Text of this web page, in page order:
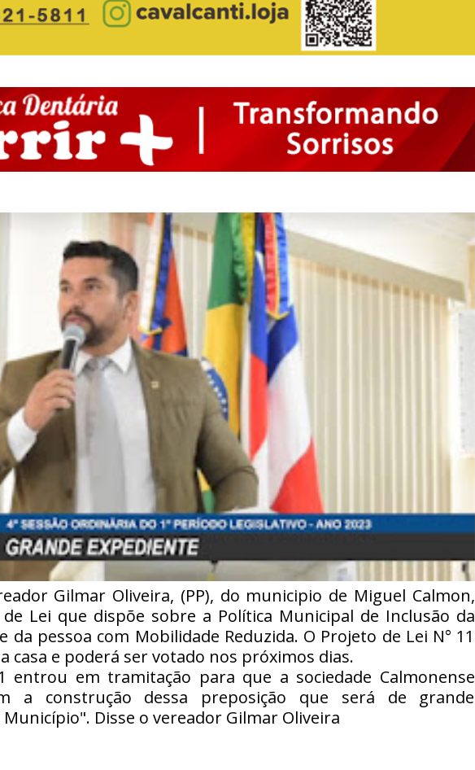
Gilmar Oliveira, (PP), do municipio de Miguel Calmon,
Lei que dispõe sobre a Política Municipal de Inclusão da
da pessoa com Mobilidade Reduzida. O Projeto de Lei N° 11
casa e poderá ser votado nos próximos dias.
entrou em tramitação para que a sociedade Calmonense
a construção dessa preposição que será de grande
Disse o vereador Gilmar Oliveira